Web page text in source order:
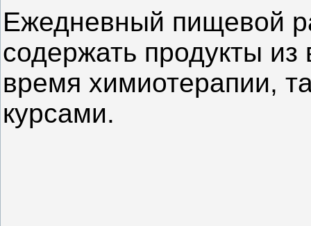
Ежедневный пищевой
содержать продукты из
время химиотерапии,
курсами.